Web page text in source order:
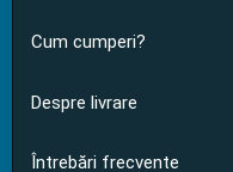
Cum cumperi?
Despre livrare
Întrebări frecvente